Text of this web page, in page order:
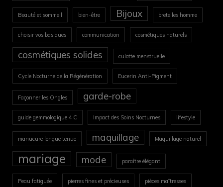
Beauté et sommeil bien-être Bijoux bretelles homme
choisir vos basiques communication cosmétiques naturels
cosmétiques solides culotte menstruelle
Cycle Nocturne de la Régénération Eucerin Anti-Pigment
Façonner les Ongles garde-robe
guide gemmologique 4 C Impact des Soins Nocturnes lifestyle
manucure longue tenue maquillage Maquillage naturel
mariage mode paraître élégant
Peau fatiguée pierres fines et précieuses pièces maîtresses